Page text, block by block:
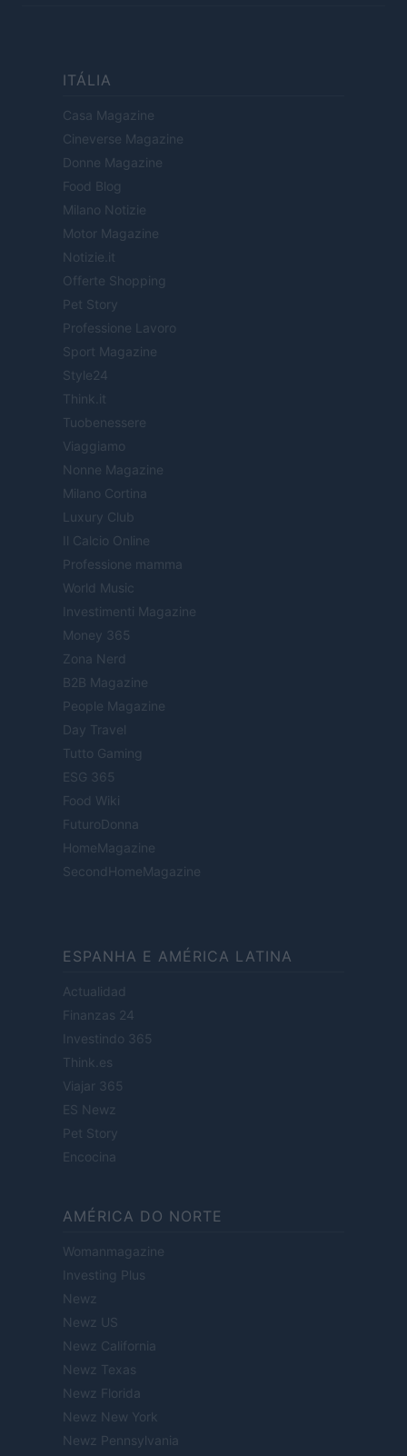
ITÁLIA
Casa Magazine
Cineverse Magazine
Donne Magazine
Food Blog
Milano Notizie
Motor Magazine
Notizie.it
Offerte Shopping
Pet Story
Professione Lavoro
Sport Magazine
Style24
Think.it
Tuobenessere
Viaggiamo
Nonne Magazine
Milano Cortina
Luxury Club
Il Calcio Online
Professione mamma
World Music
Investimenti Magazine
Money 365
Zona Nerd
B2B Magazine
People Magazine
Day Travel
Tutto Gaming
ESG 365
Food Wiki
FuturoDonna
HomeMagazine
SecondHomeMagazine
ESPANHA E AMÉRICA LATINA
Actualidad
Finanzas 24
Investindo 365
Think.es
Viajar 365
ES Newz
Pet Story
Encocina
AMÉRICA DO NORTE
Womanmagazine
Investing Plus
Newz
Newz US
Newz California
Newz Texas
Newz Florida
Newz New York
Newz Pennsylvania